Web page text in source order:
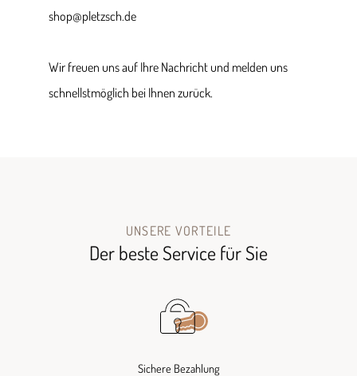
shop@pletzsch.de
Wir freuen uns auf Ihre Nachricht und melden uns
schnellstmöglich bei Ihnen zurück.
UNSERE VORTEILE
Der beste Service für Sie
Sichere Bezahlung